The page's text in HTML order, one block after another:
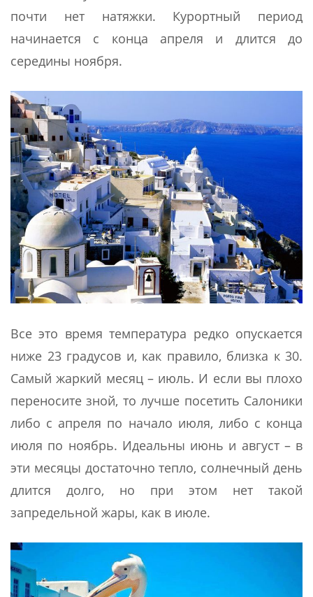
почти нет натяжки. Курортный период
начинается с конца апреля и длится до
середины ноября.
Все это время температура редко опускается
ниже 23 градусов и, как правило, близка к 30.
Самый жаркий месяц – июль. И если вы плохо
переносите зной, то лучше посетить Салоники
либо с апреля по начало июля, либо с конца
июля по ноябрь. Идеальны июнь и август – в
эти месяцы достаточно тепло, солнечный день
длится долго, но при этом нет такой
запредельной жары, как в июле.